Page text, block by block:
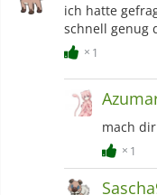
ich hatte
schnell genug
1
mach
1